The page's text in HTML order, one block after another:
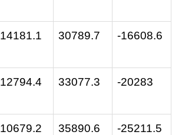
14181.1 30789.7 -16608.6
12794.4 33077.3 -20283
10679.2 35890.6 -25211.5